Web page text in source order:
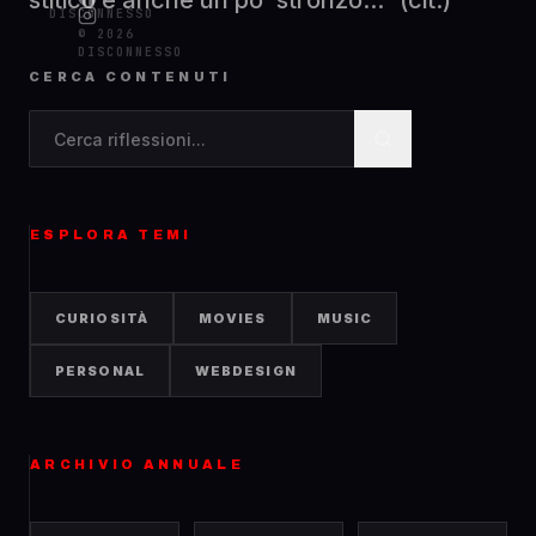
DISCONNESSO
© 2026
DISCONNESSO
CERCA CONTENUTI
ESPLORA TEMI
CURIOSITÀ MOVIES MUSIC
PERSONAL WEBDESIGN
ARCHIVIO ANNUALE